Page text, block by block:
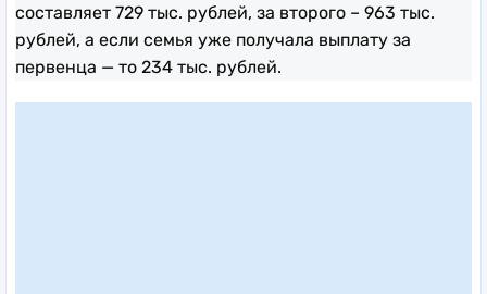
составляет 729 тыс. рублей, за второго – 963 тыс.
рублей, а если семья уже получала выплату за
первенца — то 234 тыс. рублей.